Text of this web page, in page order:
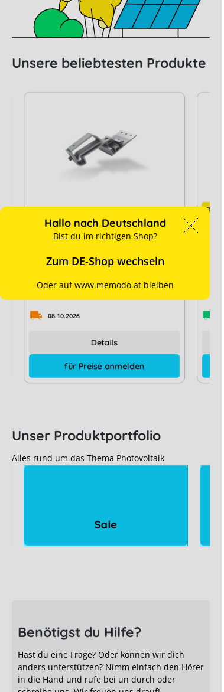
Unsere beliebtesten Produkte
K2 Dachhaken SingleHook 2G
Art. Nr.:15188
08.10.2026
für Preise anmelden
Details
Unser Produktportfolio
Alles rund um das Thema Photovoltaik
Sale
Benötigst du Hilfe?
Hast du eine Frage? Oder können wir dich
anders unterstützen? Nimm einfach den Hörer
in die Hand und rufe bei un durch oder
Hallo nach Deutschland
Bist du im richtigen Shop?
Zum DE-Shop wechseln
Oder auf www.memodo.at bleiben